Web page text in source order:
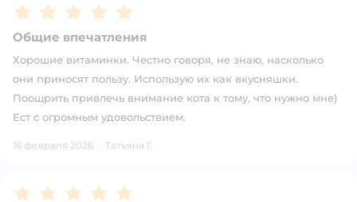
Рейтинг:5
Общие впечатления
Хорошие витаминки. Честно говоря, не знаю, насколько
они приносят пользу. Использую их как вкусняшки.
Поощрить привлечь внимание кота к тому, что нужно мне)
Ест с огромным удовольствием.
16 февраля 2026 · Татьяна Г.
Рейтинг:5